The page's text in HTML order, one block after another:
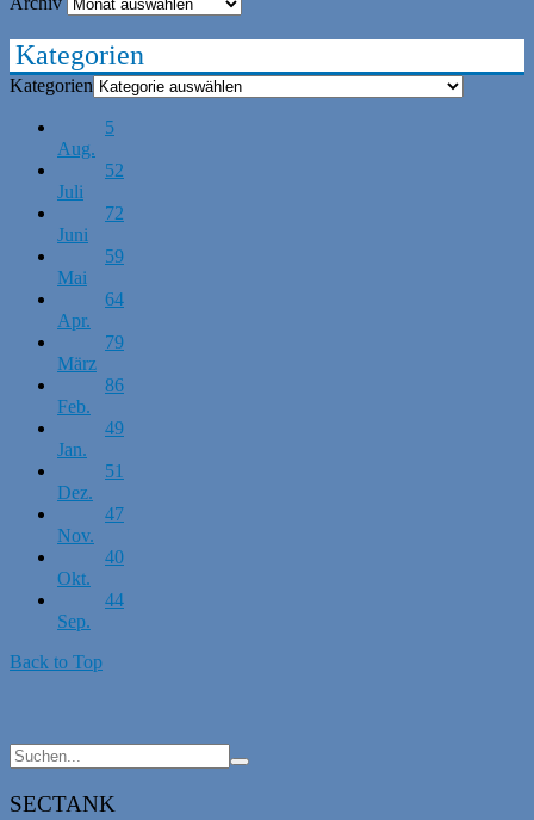
Kategorien
Kategorien
5
Aug.
52
Juli
72
Juni
59
Mai
64
Apr.
79
März
86
Feb.
49
Jan.
51
Dez.
47
Nov.
40
Okt.
44
Sep.
Back to Top
SECTANK